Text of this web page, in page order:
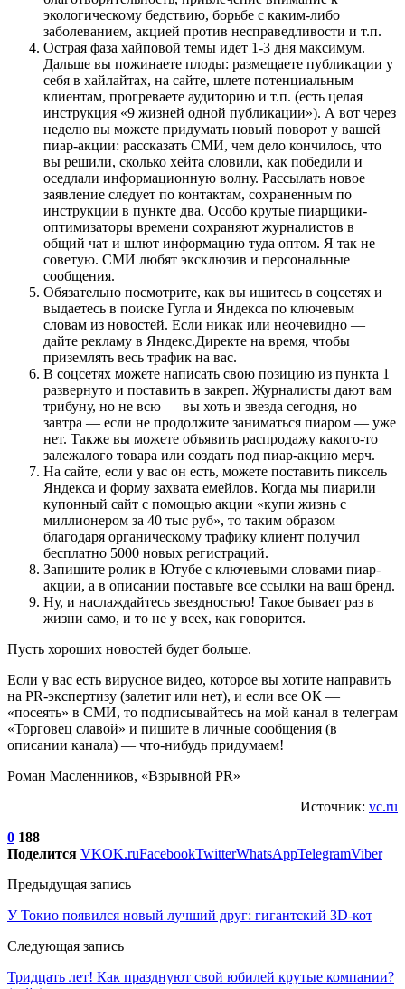
экологическому бедствию, борьбе с каким-либо
заболеванием, акцией против несправедливости и т.п.
Острая фаза хайповой темы идет 1-3 дня максимум.
Дальше вы пожинаете плоды: размещаете публикации у
себя в хайлайтах, на сайте, шлете потенциальным
клиентам, прогреваете аудиторию и т.п. (есть целая
инструкция «9 жизней одной публикации»). А вот через
неделю вы можете придумать новый поворот у вашей
пиар-акции: рассказать СМИ, чем дело кончилось, что
вы решили, сколько хейта словили, как победили и
оседлали информационную волну. Рассылать новое
заявление следует по контактам, сохраненным по
инструкции в пункте два. Особо крутые пиарщики-
оптимизаторы времени сохраняют журналистов в
общий чат и шлют информацию туда оптом. Я так не
советую. СМИ любят эксклюзив и персональные
сообщения.
Обязательно посмотрите, как вы ищитесь в соцсетях и
выдаетесь в поиске Гугла и Яндекса по ключевым
словам из новостей. Если никак или неочевидно —
дайте рекламу в Яндекс.Директе на время, чтобы
приземлять весь трафик на вас.
В соцсетях можете написать свою позицию из пункта 1
развернуто и поставить в закреп. Журналисты дают вам
трибуну, но не всю — вы хоть и звезда сегодня, но
завтра — если не продолжите заниматься пиаром — уже
нет. Также вы можете объявить распродажу какого-то
залежалого товара или создать под пиар-акцию мерч.
На сайте, если у вас он есть, можете поставить пиксель
Яндекса и форму захвата емейлов. Когда мы пиарили
купонный сайт с помощью акции «купи жизнь с
миллионером за 40 тыс руб», то таким образом
благодаря органическому трафику клиент получил
бесплатно 5000 новых регистраций.
Запишите ролик в Ютубе с ключевыми словами пиар-
акции, а в описании поставьте все ссылки на ваш бренд.
Ну, и наслаждайтесь звездностью! Такое бывает раз в
жизни само, и то не у всех, как говорится.
Пусть хороших новостей будет больше.
Если у вас есть вирусное видео, которое вы хотите направить
на PR-экспертизу (залетит или нет), и если все ОК —
«посеять» в СМИ, то подписывайтесь на мой канал в телеграм
«Торговец славой» и пишите в личные сообщения (в
описании канала) — что-нибудь придумаем!
Роман Масленников, «Взрывной PR»
Источник: vc.ru
0 188
Поделится VKOK.ruFacebookTwitterWhatsAppTelegramViber
Предыдущая запись
У Токио появился новый лучший друг: гигантский 3D-кот
Следующая запись
Тридцать лет! Как празднуют свой юбилей крутые компании?